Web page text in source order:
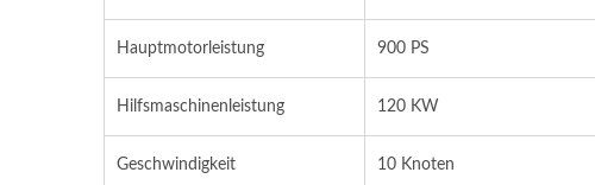
Hauptmotorleistung 900 PS
Hilfsmaschinenleistung 120 KW
Geschwindigkeit 10 Knoten